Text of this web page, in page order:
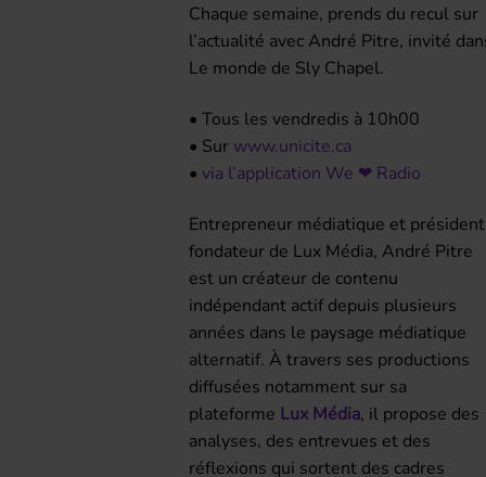
Chaque semaine, prends du recul sur
l’actualité avec André Pitre, invité
Le monde de Sly Chapel.
• Tous les vendredis à 10h00
• Sur www.unicite.ca
• via l’application We ❤ Radio
Entrepreneur médiatique et président
fondateur de Lux Média, André Pitre
est un créateur de contenu
indépendant actif depuis plusieurs
années dans le paysage médiatique
alternatif. À travers ses productions
diffusées notamment sur sa
plateforme Lux Média, il propose des
analyses, des entrevues et des
réflexions qui sortent des cadres